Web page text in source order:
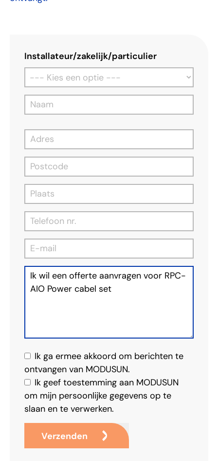
Installateur/zakelijk/particulier
Ik ga ermee akkoord om berichten te
ontvangen van MODUSUN.
Ik geef toestemming aan MODUSUN
om mijn persoonlijke gegevens op te
slaan en te verwerken.
Verzenden